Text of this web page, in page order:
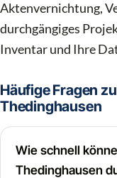
Aktenvernichtung,
durchgängiges
Inventar und Ihre
Häufige Fragen
Thedinghausen
Wie schnell
Thedinghausen